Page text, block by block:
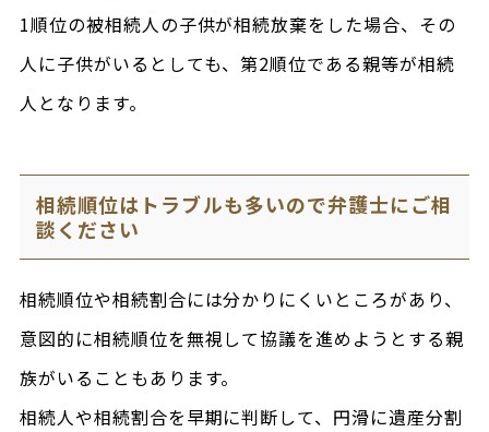
1順位の被相続人の子供が相続放棄をした場合、その
人に子供がいるとしても、第2順位である親等が相続
人となります。
相続順位はトラブルも多いので弁護士にご相
談ください
相続順位や相続割合には分かりにくいところがあり、
意図的に相続順位を無視して協議を進めようとする親
族がいることもあります。
相続人や相続割合を早期に判断して、円滑に遺産分割